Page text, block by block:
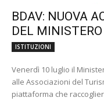
BDAV: NUOVA
DEL
ISTITUZIONI
Venerdì 10 luglio il
alle Associazioni del
piattaforma che